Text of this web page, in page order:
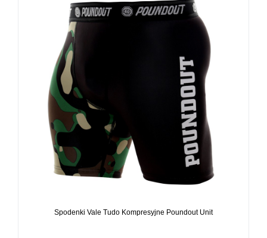
Spodenki Vale Tudo Kompresyjne Poundout Unit